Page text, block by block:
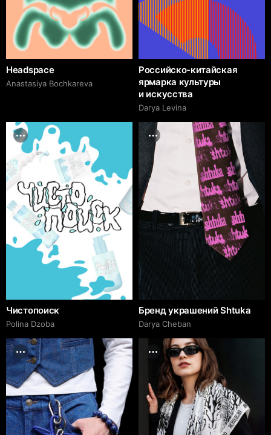
Headspace
Anastasiya Bochkareva
Российско-китайская
ярмарка культуры
и искусства
Darya Levina
Чистопоиск
Polina Dzoba
Бренд украшений Shtuka
Darya Cheban